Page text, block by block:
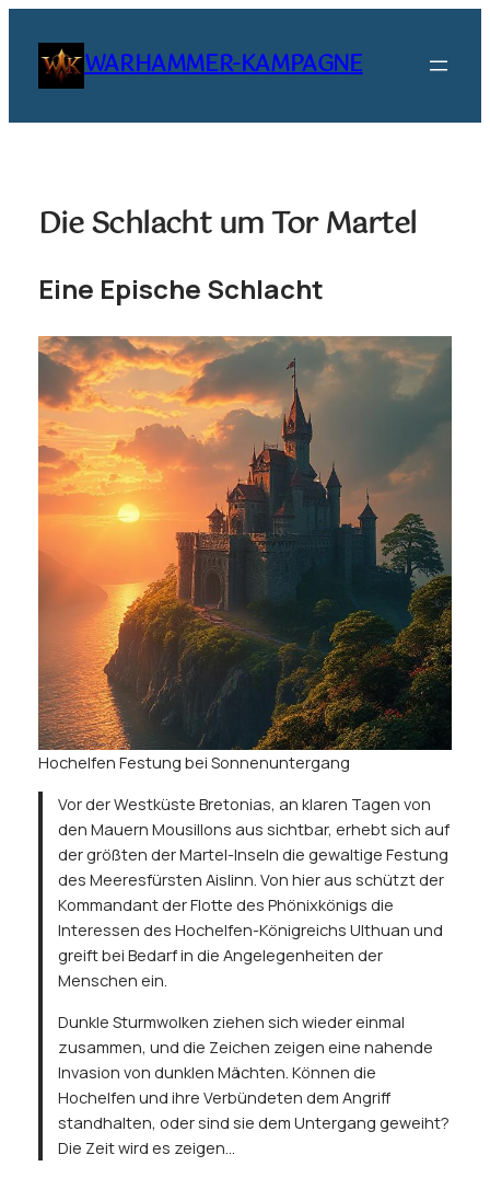
Inhalt
springen WARHAMMER-KAMPAGNE
Die Schlacht um Tor Martel
Eine Epische Schlacht
Hochelfen Festung bei Sonnenuntergang
Vor der Westküste Bretonias, an klaren Tagen von
den Mauern Mousillons aus sichtbar, erhebt sich auf
der größten der Martel-Inseln die gewaltige Festung
des Meeresfürsten Aislinn. Von hier aus schützt der
Kommandant der Flotte des Phönixkönigs die
Interessen des Hochelfen-Königreichs Ulthuan und
greift bei Bedarf in die Angelegenheiten der
Menschen ein.
Dunkle Sturmwolken ziehen sich wieder einmal
zusammen, und die Zeichen zeigen eine nahende
Invasion von dunklen Mächten. Können die
Hochelfen und ihre Verbündeten dem Angriff
standhalten, oder sind sie dem Untergang geweiht?
Die Zeit wird es zeigen…